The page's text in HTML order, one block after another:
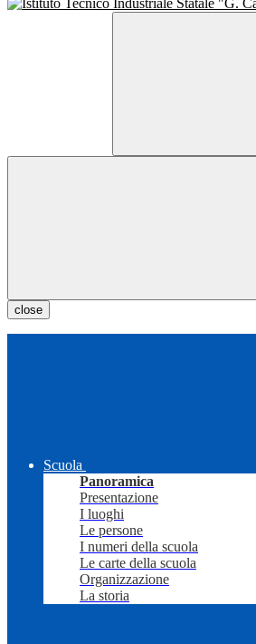
close
Scuola
Panoramica
Presentazione
I luoghi
Le persone
I numeri della scuola
Le carte della scuola
Organizzazione
La storia